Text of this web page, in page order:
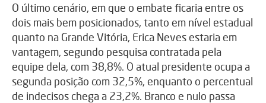
O último cenário, em que o embate ficaria entre os
dois mais bem posicionados, tanto em nível estadual
quanto na Grande Vitória, Erica Neves estaria em
vantagem, segundo pesquisa contratada pela
equipe dela, com 38,8%. O atual presidente ocupa a
segunda posição com 32,5%, enquanto o percentual
de indecisos chega a 23,2%. Branco e nulo passa